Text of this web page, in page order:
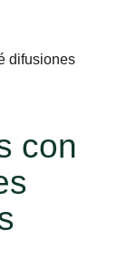
difusiones
con